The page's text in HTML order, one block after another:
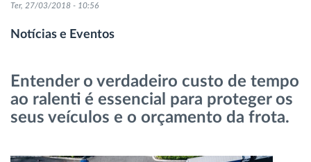
Gestão de Combustível
Ter, 27/03/2018 - 10:56
Notícias e Eventos
Entender o verdadeiro custo de tempo
ao ralenti é essencial para proteger os
seus veículos e o orçamento da frota.